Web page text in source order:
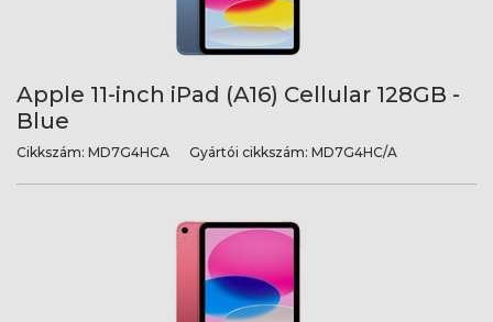
Apple 11-inch iPad (A16) Cellular 128GB -
Blue
Cikkszám: MD7G4HCA Gyártói cikkszám: MD7G4HC/A